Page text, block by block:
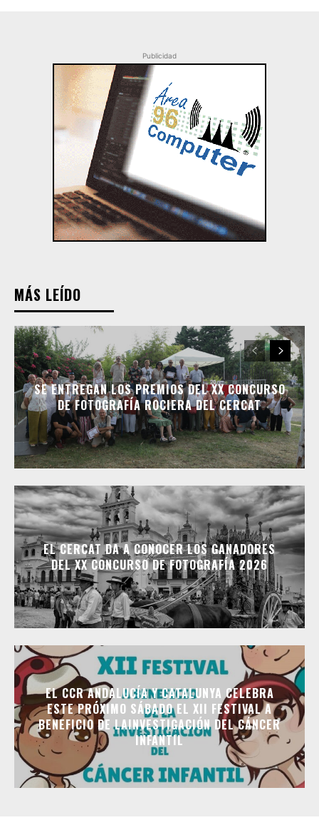
Publicidad
MÁS LEÍDO
SE ENTREGAN LOS PREMIOS DEL XX CONCURSO
DE FOTOGRAFÍA ROCIERA DEL CERCAT
EL CERCAT DA A CONOCER LOS GANADORES
DEL XX CONCURSO DE FOTOGRAFÍA 2026
EL CCR ANDALUCÍA Y CATALUNYA CELEBRA
ESTE PRÓXIMO SÁBADO EL XII FESTIVAL A
BENEFICIO DE LAINVESTIGACIÓN DEL CÁNCER
INFANTIL